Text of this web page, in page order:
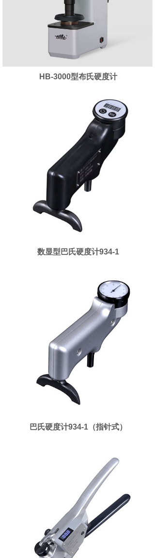
HB-3000型布氏硬度计
数显型巴氏硬度计934-1
巴氏硬度计934-1（指针式）